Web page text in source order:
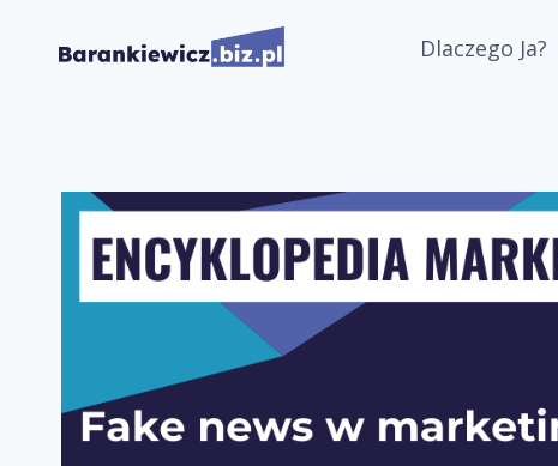
Dlaczego Ja?